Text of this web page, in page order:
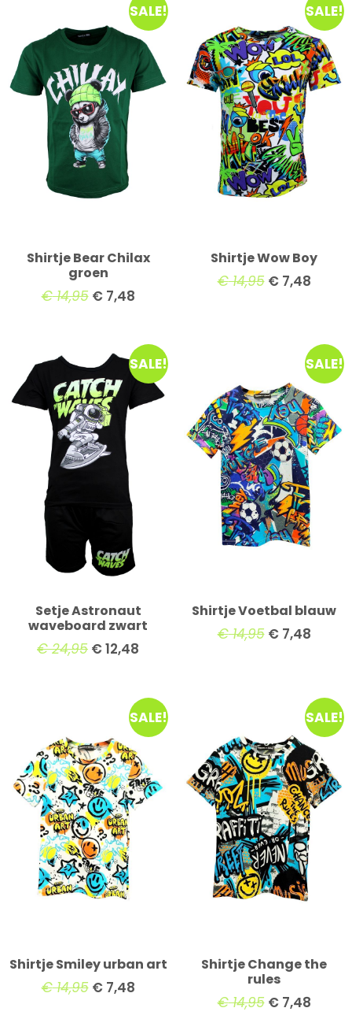
SALE!
Shirtje Bear Chilax
groen
€14,95 €7,48
SALE!
Shirtje Wow Boy
€14,95 €7,48
SALE!
Setje Astronaut
waveboard zwart
€24,95 €12,48
SALE!
Shirtje Voetbal blauw
€14,95 €7,48
SALE!
Shirtje Smiley urban art
€14,95 €7,48
SALE!
Shirtje Change the
rules
€14,95 €7,48